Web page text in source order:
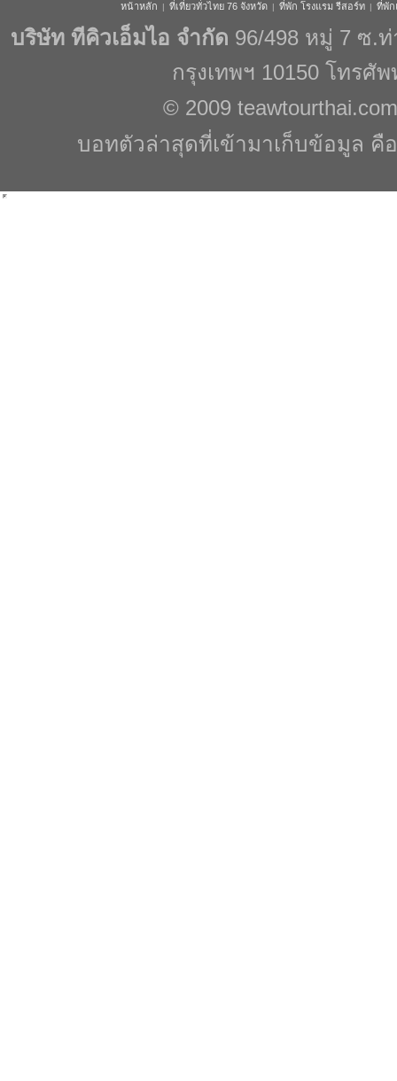
หน้าหลัก | ที่เที่ยวทั่วไทย 76 จังหวัด | ที่พัก โรงแรม รีสอร์ท | ที่พัก
บริษัท ทีคิวเอ็มไอ จำกัด 96/498 หมู่ 7 ซ.
กรุงเทพฯ 10150 โทรศั
© 2009 teawtourthai.com
บอทตัวล่าสุดที่เข้ามาเก็บข้อมูล คือ